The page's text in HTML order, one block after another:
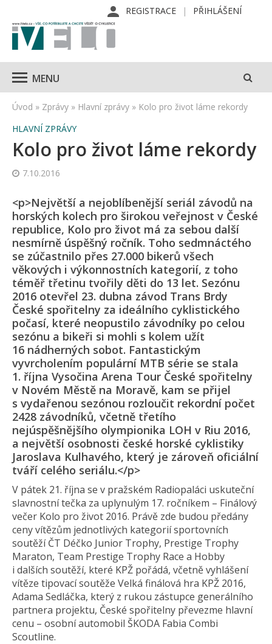
REGISTRACE PŘIHLÁŠENÍ
MENU
Úvod » Zprávy » Hlavní zprávy » Kolo pro život láme rekordy
HLAVNÍ ZPRÁVY
Kolo pro život láme rekordy
7.10.2016
<p>Největší a nejoblíbenější seriál závodů na
horských kolech pro širokou veřejnost v České
republice, Kolo pro život má za sebou další
nesmírně úspěšný ročník. Toho sedmnáctého
se zúčastnilo přes 27.000 bikerů všech
věkových i výkonnostních kategorií, z toho
téměř třetinu tvořily děti do 13 let. Sezónu
2016 otevřel 23. dubna závod Trans Brdy
České spořitelny za ideálního cyklistického
počasí, které neopustilo závodníky po celou
sezónu a bikeři si mohli s kolem užít
16 nádherných sobot. Fantastickým
vyvrcholením populární MTB série se stala
1. října Vysočina Arena Tour České spořitelny
v Novém Městě na Moravě, kam se přijel
s vydařenou sezónou rozloučit rekordní počet
2428 závodníků, včetně třetího
nejúspěšnějšího olympionika LOH v Riu 2016,
a největší osobnosti české horské cyklistiky
Jaroslava Kulhavého, který je zároveň oficiální
tváří celého seriálu.</p>
V pátek 21. října se v pražském Radiopaláci uskuteční
slavnostní tečka za uplynulým 17. ročníkem – Finálový
večer Kolo pro život 2016. Právě zde budou předány
ceny vítězům jednotlivých kategorií sportovních
soutěží ČT Déčko Junior Trophy, Prestige Trophy
Maraton, Team Prestige Trophy Race a Hobby
i dalších soutěží, které KPŽ pořádá, včetně vyhlášení
vítěze tipovací soutěže Velká finálová hra KPŽ 2016,
Adama Sedláčka, který z rukou zástupce generálního
partnera projektu, České spořitelny převezme hlavní
cenu – osobní automobil ŠKODA Fabia Combi
Scoutline.